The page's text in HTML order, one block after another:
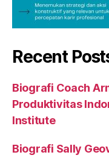
Recent
Biografi Coach
Produktivitas
Institute
Biografi Sally